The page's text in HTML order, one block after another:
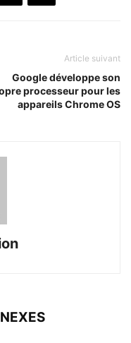
Article suivant
Google développe son
processeur pour les
appareils Chrome OS